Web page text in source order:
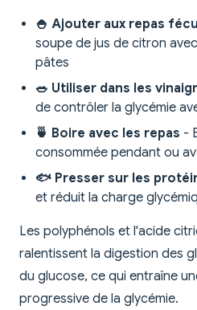
🍚 Ajouter aux repas
soupe de jus de citron
pâtes
🥗 Utiliser dans les
de contrôler la glycémie
🍵 Boire avec les repas -
consommée pendant ou
🐟 Presser sur les
et réduit la charge
Les polyphénols et l'acide
ralentissent la digestion des
du glucose, ce qui entraîne
progressive de la glycémie.